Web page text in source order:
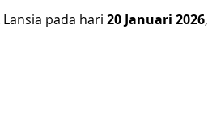
pada hari 20 Januari 2026,